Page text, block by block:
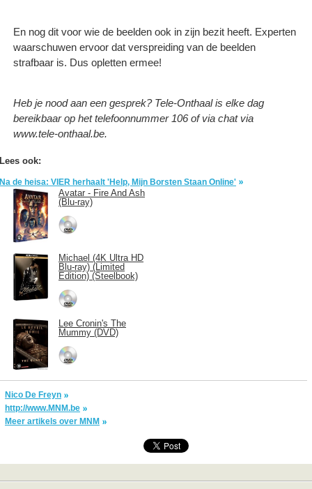
En nog dit voor wie de beelden ook in zijn bezit heeft. Experten
waarschuwen ervoor dat verspreiding van de beelden
strafbaar is. Dus opletten ermee!
Heb je nood aan een gesprek? Tele-Onthaal is elke dag
bereikbaar op het telefoonnummer 106 of via chat via
www.tele-onthaal.be.
Lees ook:
Na de heisa: VIER herhaalt 'Help, Mijn Borsten Staan Online'
Avatar - Fire And Ash
(Blu-ray)
Michael (4K Ultra HD
Blu-ray) (Limited
Edition) (Steelbook)
Lee Cronin's The
Mummy (DVD)
Nico De Freyn
http://www.MNM.be
Meer artikels over MNM